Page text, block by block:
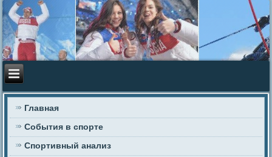
Главная
События в спорте
Спортивный анализ